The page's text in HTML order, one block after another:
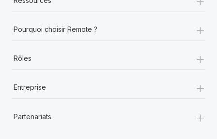
Pourquoi choisir Remote ? +
Rôles +
Entreprise +
Partenariats +